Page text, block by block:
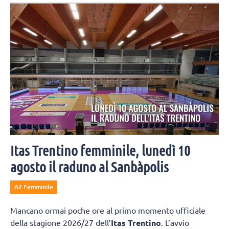
schiacciatore presenta la prossima SuperLega e le ambizioni di
Cisterna.
Itas Trentino femminile, lunedì 10
agosto il raduno al Sanbàpolis
A2 Femminile
Mancano ormai poche ore al primo momento ufficiale
della stagione 2026/27 dell’Itas Trentino. L’avvio